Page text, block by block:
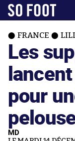
FRANCE
Les
pour
MD